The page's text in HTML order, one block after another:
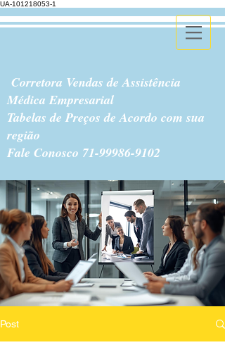
UA-101218053-1
Corretora Vendas de Assistência
Médica Empresarial
Tabelas de Preços de Acordo com sua
região
Fale Conosco 71-99986-9102
Post